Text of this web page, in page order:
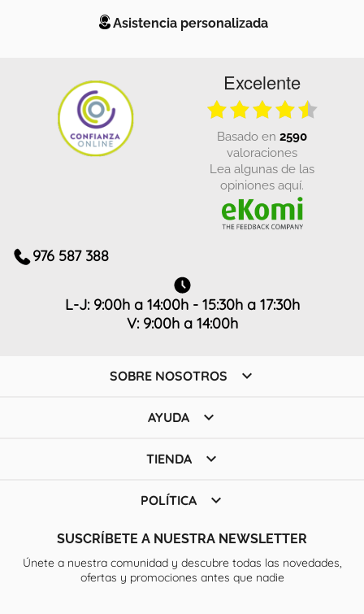
Asistencia personalizada
Excelente
basado en 2590
valoraciones
Lea algunas de las
opiniones aquí.
976 587 388
L-J: 9:00h a 14:00h - 15:30h a 17:30h
V: 9:00h a 14:00h
SOBRE NOSOTROS 
AYUDA 
TIENDA 
POLÍTICA 
SUSCRÍBETE A NUESTRA NEWSLETTER
Únete a nuestra comunidad y descubre todas las novedades,
ofertas y promociones antes que nadie